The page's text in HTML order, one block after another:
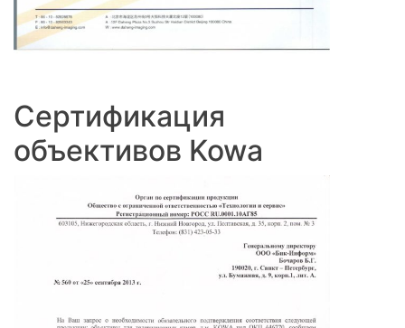
Сертификация
объективов Kowa